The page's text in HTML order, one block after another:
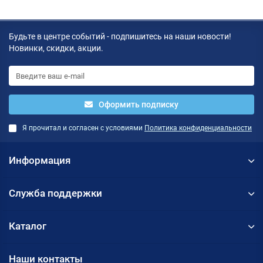
Будьте в центре событий - подпишитесь на наши новости!
Новинки, скидки, акции.
Оформить подписку
Я прочитал и согласен с условиями Политика конфиденциальности
Информация
Служба поддержки
Каталог
Наши контакты